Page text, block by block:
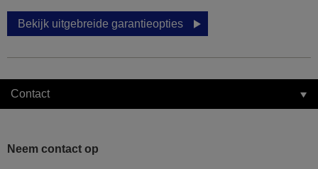
Bekijk uitgebreide garantieopties
Contact
Neem contact op